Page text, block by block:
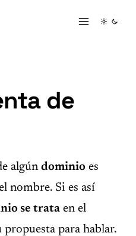
de
algún dominio es
nombre. Si es así
se trata en el
para hablar.